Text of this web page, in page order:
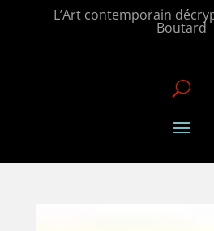
L’Art contemporain
Boutard
U